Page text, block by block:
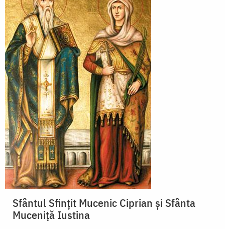
Sfântul Sfinţit Mucenic Ciprian și Sfânta
Muceniță Iustina